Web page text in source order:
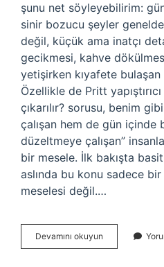
şunu net söyleyebilirim:
sinir bozucu şeyler
değil, küçük ama inatçı
gecikmesi, kahve
yetişirken kıyafete bulaşan
Özellikle de Pritt
çıkarılır? sorusu, benim
çalışan hem de gün içinde
düzeltmeye çalışan”
bir mesele. İlk bakışta
aslında bu konu sadece
meselesi değil.…
Devamını okuyun
yapıştırıcı